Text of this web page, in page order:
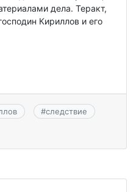
дела. Теракт,
Кириллов и его
#следствие